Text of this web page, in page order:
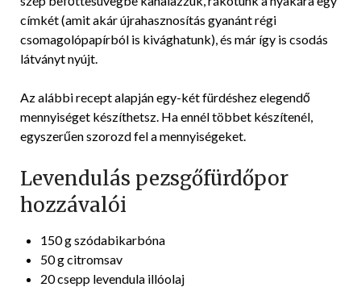
címkét (amit akár újrahasznosítás gyanánt régi
csomagolópapírból is kivághatunk), és már így is csodás
látványt nyújt.
Az alábbi recept alapján egy-két fürdéshez elegendő
mennyiséget készíthetsz. Ha ennél többet készítenél,
egyszerűen szorozd fel a mennyiségeket.
Levendulás pezsgőfürdőpor
hozzávalói
150 g szódabikarbóna
50 g citromsav
20 csepp levendula illóolaj